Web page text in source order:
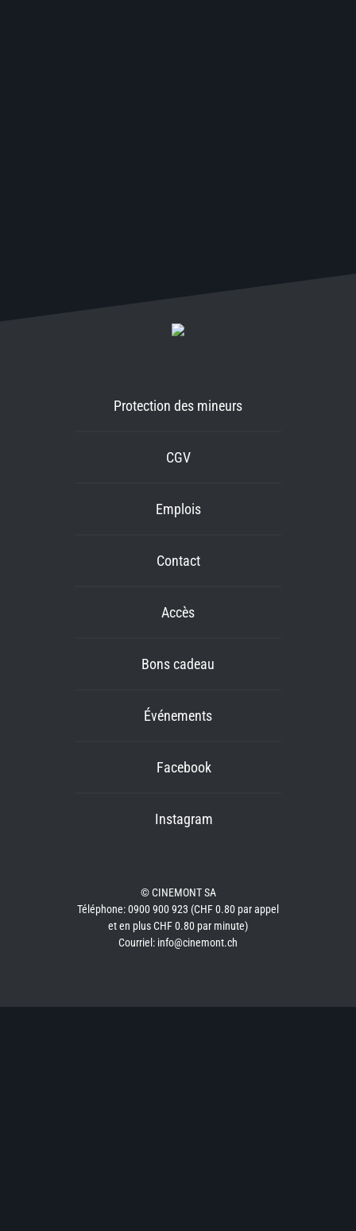
Protection des mineurs
CGV
Emplois
Contact
Accès
Bons cadeau
Événements
Facebook
Instagram
© CINEMONT SA
Téléphone: 0900 900 923 (CHF 0.80 par appel
et en plus CHF 0.80 par minute)
Courriel: info@cinemont.ch